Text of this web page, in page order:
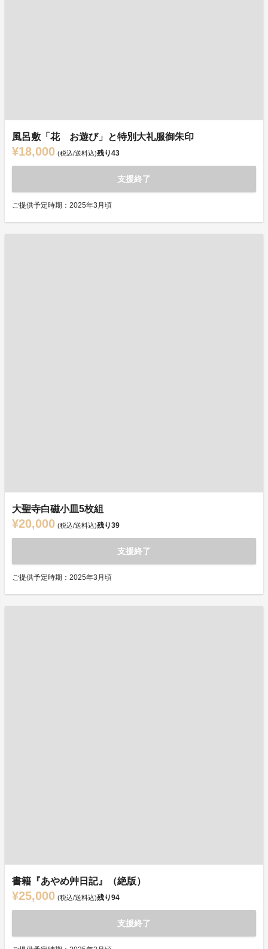
風呂敷「花 お遊び」と特別大礼服御朱印
¥18,000 (税込/送料込)残り43
支援終了
ご提供予定時期：2025年3月頃
大聖寺白磁小皿5枚組
¥20,000 (税込/送料込)残り39
支援終了
ご提供予定時期：2025年3月頃
書籍『あやめ艸日記』（絶版）
¥25,000 (税込/送料込)残り94
支援終了